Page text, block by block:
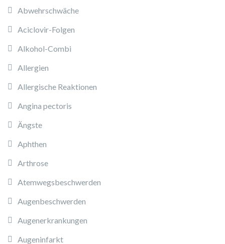
Abwehrschwäche
Aciclovir-Folgen
Alkohol-Combi
Allergien
Allergische Reaktionen
Angina pectoris
Ängste
Aphthen
Arthrose
Atemwegsbeschwerden
Augenbeschwerden
Augenerkrankungen
Augeninfarkt